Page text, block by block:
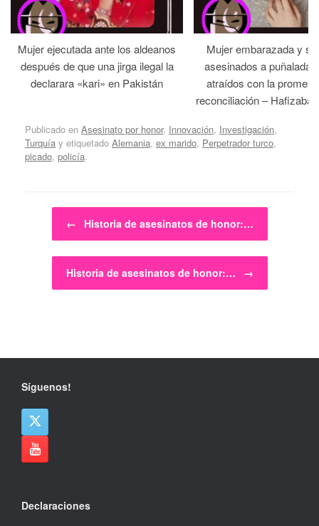
Mujer ejecutada ante los aldeanos
después de que una jirga ilegal la
declarara «kari» en Pakistán
Mujer embarazada y
asesinados a
atraídos con la
reconciliación –
Publicado en Asesinato por honor, Innovación, Investigación,
Turquía y etiquetado Alemania, ex marido, Perpetrador turco,
picado, policía.
Navegador de artículos
← Historia de asesinatos de honor:…
Historia de asesinatos de honor:… →
Síguenos!
Declaraciones